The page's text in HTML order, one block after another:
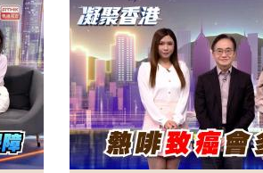
1069集 香港非
遗舞貔貅，有何造
型特色和舞艺技
巧？